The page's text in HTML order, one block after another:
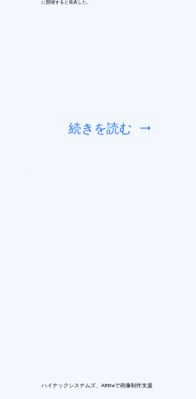
に開催すると発表した。
続きを読む
ハイテックシステムズ、AIfitteで画像制作支援